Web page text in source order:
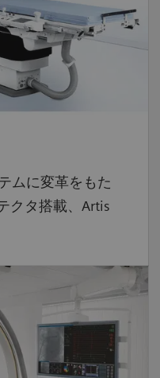
ムに変革をもた
クタ搭載、Artis